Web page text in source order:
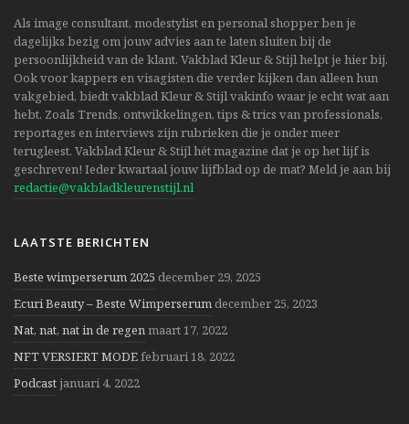
Als image consultant, modestylist en personal shopper ben je
dagelijks bezig om jouw advies aan te laten sluiten bij de
persoonlijkheid van de klant. Vakblad Kleur & Stijl helpt je hier bij.
Ook voor kappers en visagisten die verder kijken dan alleen hun
vakgebied, biedt vakblad Kleur & Stijl vakinfo waar je echt wat aan
hebt. Zoals Trends, ontwikkelingen, tips & trics van professionals,
reportages en interviews zijn rubrieken die je onder meer
terugleest. Vakblad Kleur & Stijl hét magazine dat je op het lijf is
geschreven! Ieder kwartaal jouw lijfblad op de mat? Meld je aan bij
redactie@vakbladkleurenstijl.nl
LAATSTE BERICHTEN
Beste wimperserum 2025 december 29, 2025
Ecuri Beauty – Beste Wimperserum december 25, 2023
Nat, nat, nat in de regenmaart 17, 2022
NFT VERSIERT MODEfebruari 18, 2022
Podcastjanuari 4, 2022